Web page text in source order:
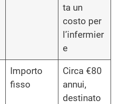
ta un
costo per
l’infermier
e
Importo
fisso
Circa €80
annui,
destinato